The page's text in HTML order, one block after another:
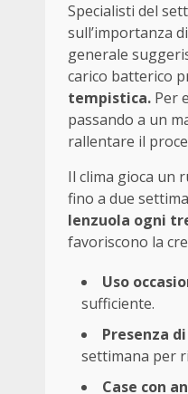
Specialisti del
sull’importanza
generale
carico batterico
tempistica. Per
passando a un
rallentare il
Il clima gioca un
fino a due
lenzuola ogni
favoriscono la
Uso
sufficiente.
Presenza
settimana per
Case con